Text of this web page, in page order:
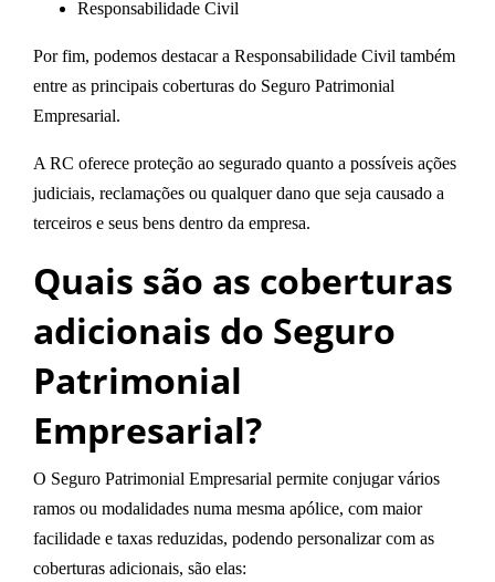
Responsabilidade Civil
Por fim, podemos destacar a Responsabilidade Civil também
entre as principais coberturas do Seguro Patrimonial
Empresarial.
A RC oferece proteção ao segurado quanto a possíveis ações
judiciais, reclamações ou qualquer dano que seja causado a
terceiros e seus bens dentro da empresa.
Quais são as coberturas
adicionais do Seguro
Patrimonial
Empresarial?
O Seguro Patrimonial Empresarial permite conjugar vários
ramos ou modalidades numa mesma apólice, com maior
facilidade e taxas reduzidas, podendo personalizar com as
coberturas adicionais, são elas: